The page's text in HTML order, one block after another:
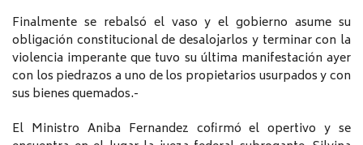
Finalmente se rebalsó el vaso y el gobierno asume su
obligación constitucional de desalojarlos y terminar con la
violencia imperante que tuvo su última manifestación ayer
con los piedrazos a uno de los propietarios usurpados y con
sus bienes quemados.-
El Ministro Aniba Fernandez cofirmó el opertivo y se